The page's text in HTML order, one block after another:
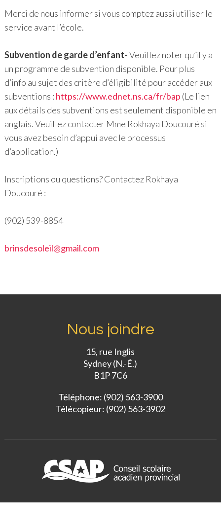
Merci de nous informer si vous comptez aussi utiliser le
service avant l’école.
Subvention de garde d’enfant-Veuillez noter qu’il y a
un programme de subvention disponible. Pour plus
d’info au sujet des critère d’éligibilité pour accéder aux
subventions : https://www.ednet.ns.ca/fr/bap (Le lien
aux détails des subventions est seulement disponible en
anglais. Veuillez contacter Mme Rokhaya Doucouré si
vous avez besoin d’appui avec le processus
d’application.)
Inscriptions ou questions? Contactez Rokhaya
Doucouré :
(902) 539-8854
brinsdesoleil@gmail.com
Nous joindre
15, rue Inglis
Sydney (N.-É.)
B1P 7C6
Téléphone: (902) 563-3900
Télécopieur: (902) 563-3902